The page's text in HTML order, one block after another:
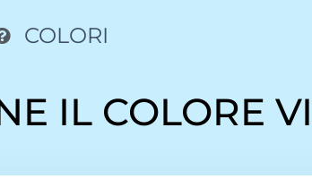
COLORI
IL COLORE